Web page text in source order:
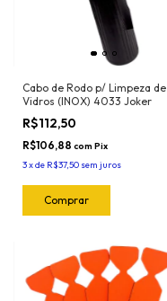
Cabo de Rodo p/ Limpeza de
Vidros (INOX) 4033 Joker
R$112,50
R$106,88 com Pix
3xde R$37,50 sem juros